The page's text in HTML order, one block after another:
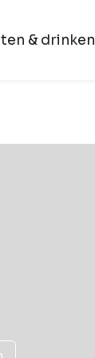
& drinken